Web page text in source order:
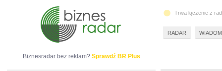
Biznesradar bez reklam? Sprawdź BR Plus
Trwa łączenie z
RADAR